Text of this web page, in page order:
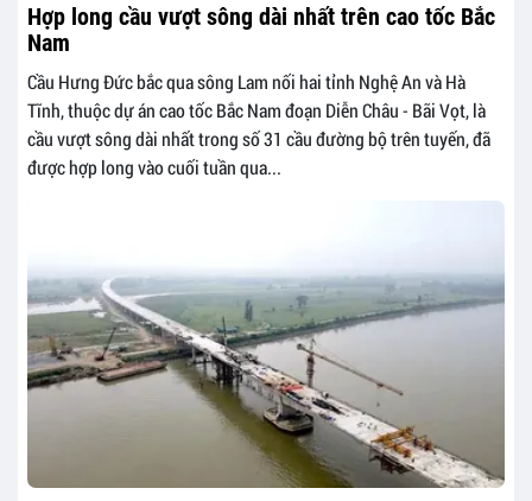
Hợp long cầu vượt sông dài nhất trên cao tốc Bắc
Nam
Cầu Hưng Đức bắc qua sông Lam nối hai tỉnh Nghệ An và Hà
Tĩnh, thuộc dự án cao tốc Bắc Nam đoạn Diễn Châu - Bãi Vọt, là
cầu vượt sông dài nhất trong số 31 cầu đường bộ trên tuyến, đã
được hợp long vào cuối tuần qua...